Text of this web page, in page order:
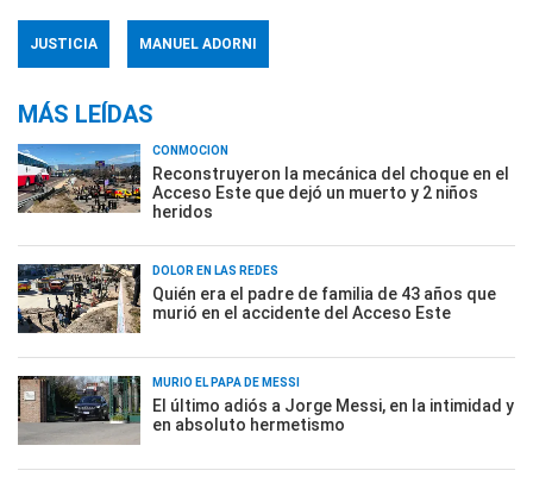
JUSTICIA MANUEL ADORNI
MÁS LEÍDAS
CONMOCIÓN
Reconstruyeron la mecánica del choque en el
Acceso Este que dejó un muerto y 2 niños
heridos
DOLOR EN LAS REDES
Quién era el padre de familia de 43 años que
murió en el accidente del Acceso Este
MURIÓ EL PAPÁ DE MESSI
El último adiós a Jorge Messi, en la intimidad y
en absoluto hermetismo